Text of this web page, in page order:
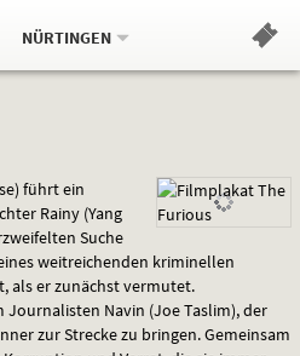
Standort:
NÜRTINGEN.
führt ein
Rainy (Yang
Suche
weitreichenden kriminellen
als er zunächst vermutet.
Navin (Joe Taslim), der
zur Strecke zu bringen. Gemeinsam